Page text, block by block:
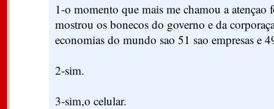
1-o momento que mais me chamou a atençao
mostrou os bonecos do governo e da
economias do mundo sao 51 sao empresas e
2-sim.
3-sim,o celular.